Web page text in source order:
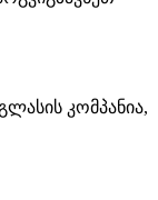
კომპანია,